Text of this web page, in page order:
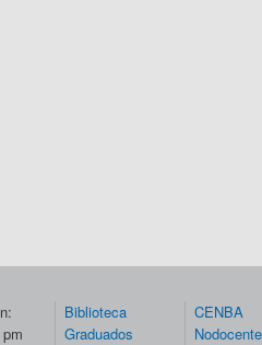
Biblioteca
Graduados
CENBA